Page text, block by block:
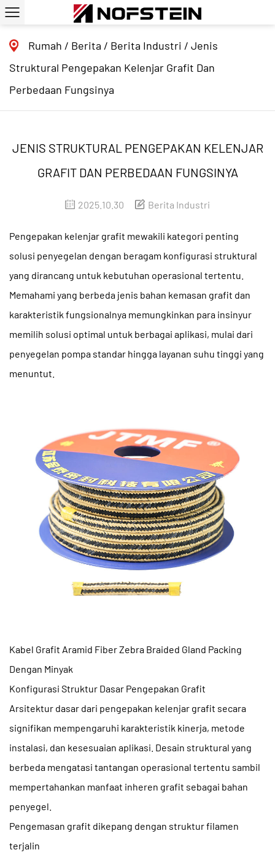
Rumah / Berita / Berita Industri / Jenis
Struktural Pengepakan Kelenjar Grafit Dan
Perbedaan Fungsinya
JENIS STRUKTURAL PENGEPAKAN KELENJAR
GRAFIT DAN PERBEDAAN FUNGSINYA
2025.10.30 Berita Industri
Pengepakan kelenjar grafit mewakili kategori penting
solusi penyegelan dengan beragam konfigurasi struktural
yang dirancang untuk kebutuhan operasional tertentu.
Memahami yang berbeda jenis bahan kemasan grafit dan
karakteristik fungsionalnya memungkinkan para insinyur
memilih solusi optimal untuk berbagai aplikasi, mulai dari
penyegelan pompa standar hingga layanan suhu tinggi yang
menuntut.
Kabel Grafit Aramid Fiber Zebra Braided Gland Packing
Dengan Minyak
Konfigurasi Struktur Dasar Pengepakan Grafit
Arsitektur dasar dari pengepakan kelenjar grafit secara
signifikan mempengaruhi karakteristik kinerja, metode
instalasi, dan kesesuaian aplikasi. Desain struktural yang
berbeda mengatasi tantangan operasional tertentu sambil
mempertahankan manfaat inheren grafit sebagai bahan
penyegel.
Pengemasan grafit dikepang dengan struktur filamen
terjalin